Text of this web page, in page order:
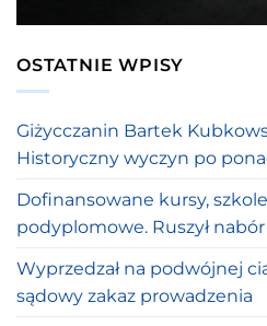
OSTATNIE WPISY
Giżycczanin Bartek
Historyczny wyczyn po
Dofinansowane kursy,
podyplomowe. Ruszył
Wyprzedzał na podwójnej
sądowy zakaz prowadzenia